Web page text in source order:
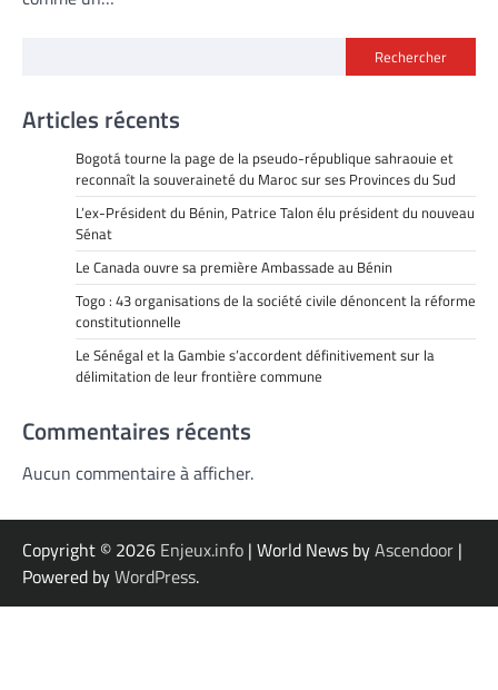
Rechercher
Articles récents
Bogotá tourne la page de la pseudo-république sahraouie et
reconnaît la souveraineté du Maroc sur ses Provinces du Sud
L’ex-Président du Bénin, Patrice Talon élu président du nouveau
Sénat
Le Canada ouvre sa première Ambassade au Bénin
Togo : 43 organisations de la société civile dénoncent la réforme
constitutionnelle
Le Sénégal et la Gambie s’accordent définitivement sur la
délimitation de leur frontière commune
Commentaires récents
Aucun commentaire à afficher.
Copyright © 2026 Enjeux.info | World News byAscendoor |
Powered byWordPress.